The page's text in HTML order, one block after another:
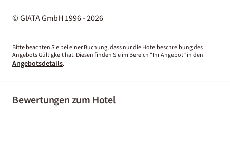
© GIATA GmbH 1996 - 2026
Bitte beachten Sie bei einer Buchung, dass nur die Hotelbeschreibung des
Angebots Gültigkeit hat. Diesen finden Sie im Bereich “Ihr Angebot” in den
Angebotsdetails.
Bewertungen zum Hotel